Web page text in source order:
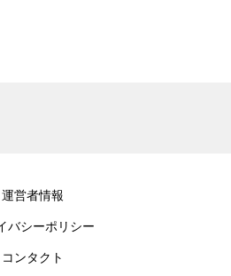
運営者情報
バシーポリシー
コンタクト